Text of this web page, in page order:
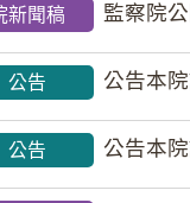
新聞稿 監察院
公告 公告本
公告 公告本